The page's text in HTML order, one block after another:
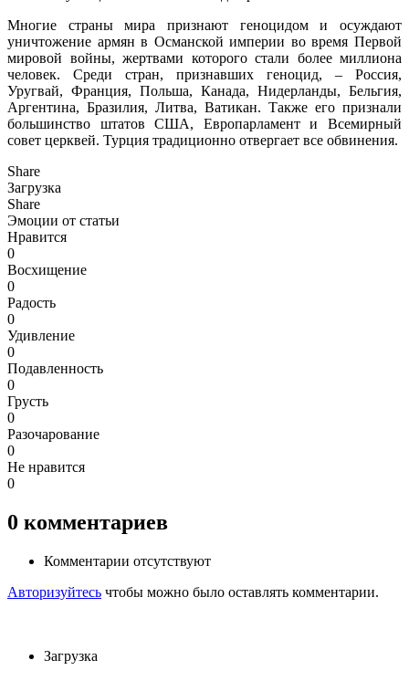
Многие страны мира признают геноцидом и осуждают
уничтожение армян в Османской империи во время Первой
мировой войны, жертвами которого стали более миллиона
человек. Среди стран, признавших геноцид, – Россия,
Уругвай, Франция, Польша, Канада, Нидерланды, Бельгия,
Аргентина, Бразилия, Литва, Ватикан. Также его признали
большинство штатов США, Европарламент и Всемирный
совет церквей. Турция традиционно отвергает все обвинения.
Share
Загрузка
Share
Эмоции от статьи
Нравится
0
Восхищение
0
Радость
0
Удивление
0
Подавленность
0
Грусть
0
Разочарование
0
Не нравится
0
0 комментариев
Комментарии отсутствуют
Авторизуйтесь чтобы можно было оставлять комментарии.
Загрузка